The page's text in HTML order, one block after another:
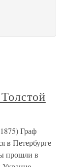
Граф
в Петербурге
прошли в